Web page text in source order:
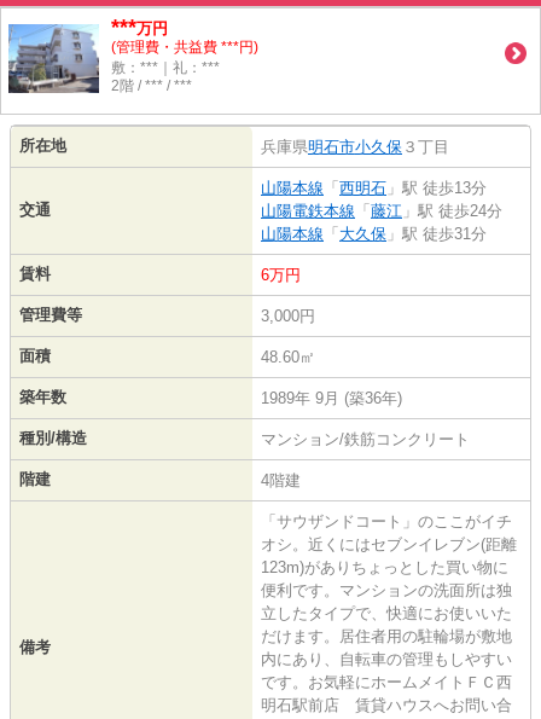
***万円
(管理費・共益費 ***円)
敷：***｜礼：***
2階 / *** / ***
所在地 兵庫県明石市小久保 ３丁目
交通
山陽本線 「 西明石 」駅 徒歩13分
山陽電鉄本線 「 藤江 」駅 徒歩24分
山陽本線 「 大久保 」駅 徒歩31分
賃料 6万円
管理費等 3,000円
面積 48.60㎡
築年数 1989年 9月 (築36年)
種別/構造 マンション/鉄筋コンクリート
階建 4階建
備考
「サウザンドコート」のここがイチ
オシ。近くにはセブンイレブン(距離
123m)がありちょっとした買い物に
便利です。マンションの洗面所は独
立したタイプで、快適にお使いいた
だけます。居住者用の駐輪場が敷地
内にあり、自転車の管理もしやすい
です。お気軽にホームメイトＦＣ西
明石駅前店 賃貸ハウスへお問い合